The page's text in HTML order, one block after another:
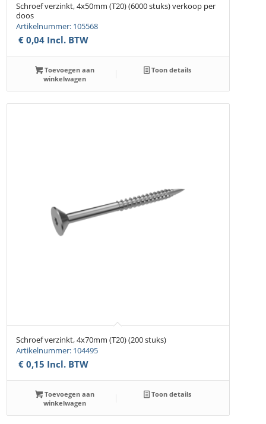
Schroef verzinkt, 4x50mm (T20) (6000 stuks) verkoop per
doos
Artikelnummer: 105568
€ 0,04 Incl. BTW
Toevoegen aan
winkelwagen
Toon details
Schroef verzinkt, 4x70mm (T20) (200 stuks)
Artikelnummer: 104495
€ 0,15 Incl. BTW
Toevoegen aan
winkelwagen
Toon details